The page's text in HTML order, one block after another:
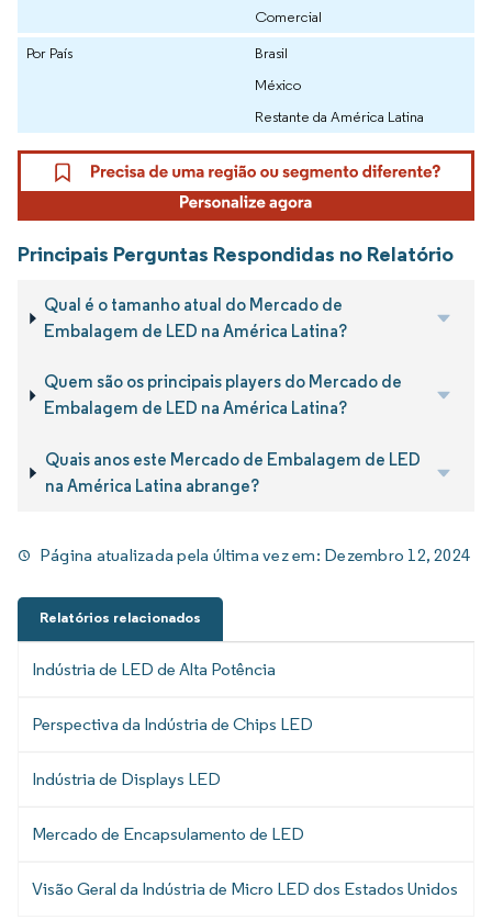
Comercial
Por País
Brasil
México
Restante da América Latina
Principais Perguntas Respondidas no Relatório
Qual é o tamanho atual do Mercado de
Embalagem de LED na América Latina?
Quem são os principais players do Mercado de
Embalagem de LED na América Latina?
Quais anos este Mercado de Embalagem de LED
na América Latina abrange?
Página atualizada pela última vez em: Dezembro 12, 2024
Relatórios relacionados
Indústria de LED de Alta Potência
Perspectiva da Indústria de Chips LED
Indústria de Displays LED
Mercado de Encapsulamento de LED
Visão Geral da Indústria de Micro LED dos Estados Unidos